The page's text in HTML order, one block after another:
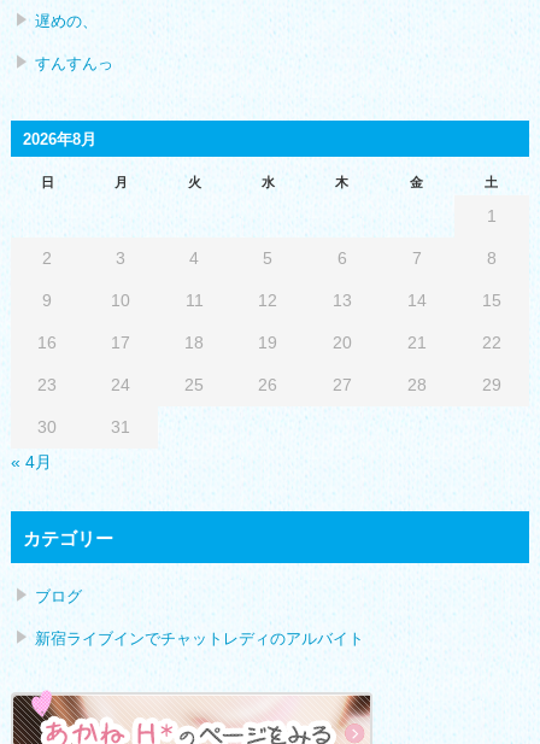
遅めの、
すんすんっ
2026年8月
日 月 火 水 木 金 土
« 4月
1
2 3 4 5 6 7 8
9 10 11 12 13 14 15
16 17 18 19 20 21 22
23 24 25 26 27 28 29
30 31
カテゴリー
ブログ
新宿ライブインでチャットレディのアルバイト